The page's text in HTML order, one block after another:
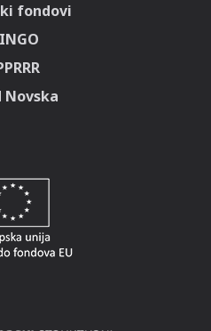
fondovi
Novska